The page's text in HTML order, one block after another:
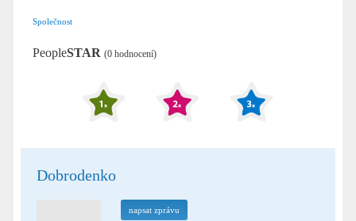
Společnost
PeopleSTAR (0 hodnocení)
Dobrodenko
napsat zprávu